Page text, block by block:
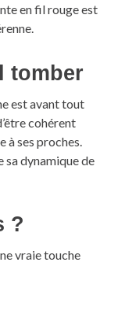
en fil rouge est
tomber
est avant tout
cohérent
à ses proches.
dynamique de
?
vraie touche